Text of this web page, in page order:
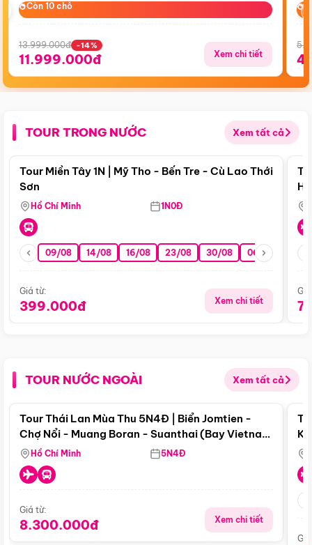
Còn 10 chỗ
Còn 10 chỗ
13.999.000đ -14%
11.999.000đ Xem chi tiết
TOUR TRONG NƯỚC Xem tất cả
Điểm nổi bật
Tour Miền Tây 1N | Mỹ Tho - Bến Tre - Cù Lao Thới
Sơn
Hồ Chí Minh 1N0Đ
09/08 14/08 16/08 23/08 30/08 06/09 13/09
Giá từ:
399.000đ Xem chi tiết
TOUR NƯỚC NGOÀI Xem tất cả
Điểm nổi bật
Tour Thái Lan Mùa Thu 5N4Đ | Biển Jomtien -
Chợ Nổi - Muang Boran - Suanthai (Bay Vietnam
Airlines)
Hồ Chí Minh 5N4Đ
Giá từ:
8.300.000đ Xem chi tiết